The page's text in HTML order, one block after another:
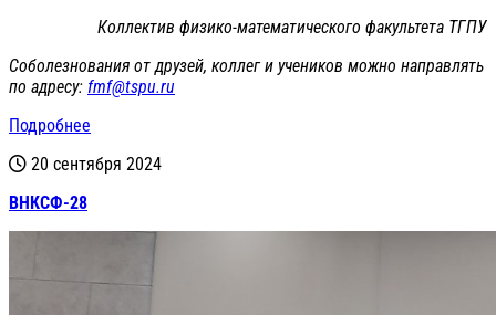
Коллектив физико-математического факультета ТГПУ
Соболезнования от друзей, коллег и учеников можно направлять
по адресу: fmf@tspu.ru
Подробнее
20 сентября 2024
ВНКСФ-28